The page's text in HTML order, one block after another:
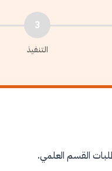
3
التنفيذ
القسم العلمي.